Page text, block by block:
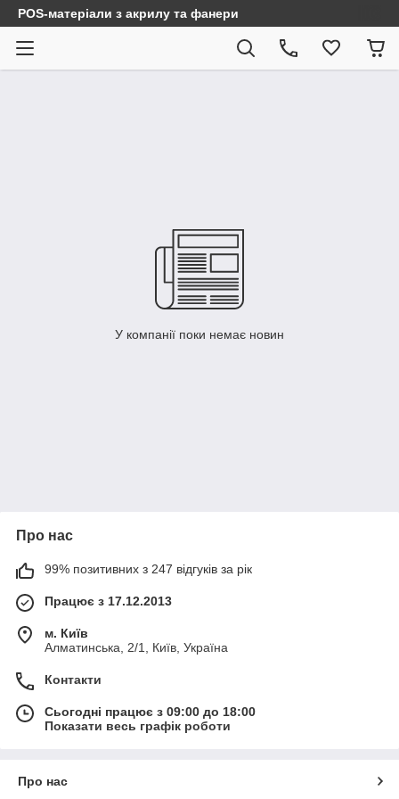
POS-матеріали з акрилу та фанери
У компанії поки немає новин
Про нас
99% позитивних з 247 відгуків за рік
Працює з 17.12.2013
м. Київ
Алматинська, 2/1, Київ, Україна
Контакти
Сьогодні працює з 09:00 до 18:00
Показати весь графік роботи
Про нас